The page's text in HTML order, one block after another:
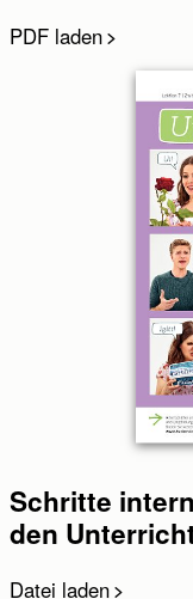
PDF laden
Schritte
den
Datei laden